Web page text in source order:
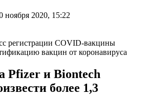
ноября 2020, 15:22
вакцин от коронавируса
Pfizer и Biontech
более 1,3